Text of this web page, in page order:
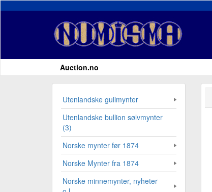
Auction.no
Utenlandske gullmynter
Utenlandske bullion sølvmynter
(3)
Norske mynter før 1874
Norske Mynter fra 1874
Norske minnemynter, nyheter